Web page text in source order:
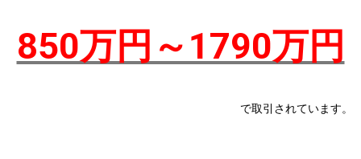
850万円～1790万円
で取引されています。